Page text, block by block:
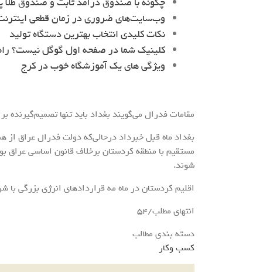
وب‌سایت‌های ضروری در زمان قطعی
نکات کلیدی انتخاب بهترین دستگاه تولید
کلینیک شما در صفحه اول گوگل نیست؟
ویژگی های یک آموزشگاه خوب در کرج
مقامات فدرال می‌گویند بغداد باید تنها
بغداد ماه قبل خبرداد درحالی‌که دولت فدرال عراق از
مستقیم با منطقه کردستان برخلاف قانون اساسی عراق
شوند.
اقلیم کردستان در ماه مه قراردادهای انرژی بزرگی با شرکت‌های
انتهای مطلب/54
دسته بندی مطالب
کسب وکار